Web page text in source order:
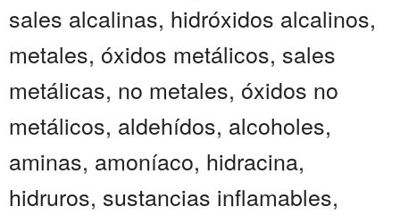
sales alcalinas, hidróxidos alcalinos,
metales, óxidos metálicos, sales
metálicas, no metales, óxidos no
metálicos, aldehídos, alcoholes,
aminas, amoníaco, hidracina,
hidruros, sustancias inflamables,